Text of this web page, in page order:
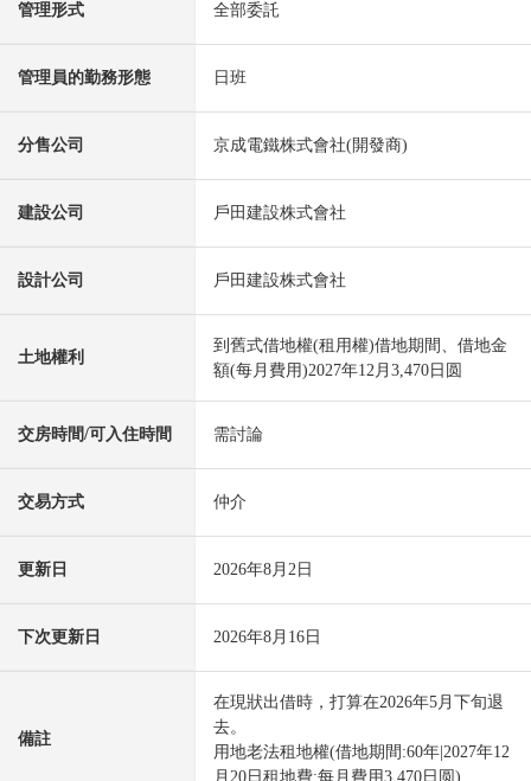
管理形式 全部委託
管理員的勤務形態 日班
分售公司 京成電鐵株式會社(開發商)
建設公司 戶田建設株式會社
設計公司 戶田建設株式會社
土地權利
到舊式借地權(租用權)借地期間、借地金
額(每月費用)2027年12月3,470日圆
交房時間/可入住時間 需討論
交易方式 仲介
更新日 2026年8月2日
下次更新日 2026年8月16日
備註
在現狀出借時，打算在2026年5月下旬退
去。
用地老法租地權(借地期間:60年|2027年12
月20日租地費:每月費用3,470日圆)